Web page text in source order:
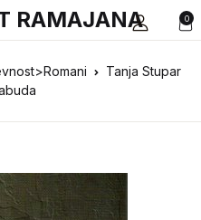
0
RAMAJANA
Tanja Stupar